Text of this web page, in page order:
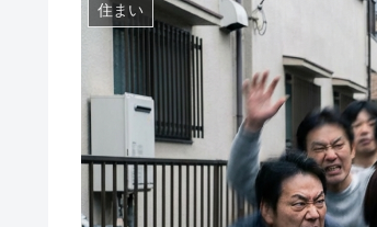
住まい